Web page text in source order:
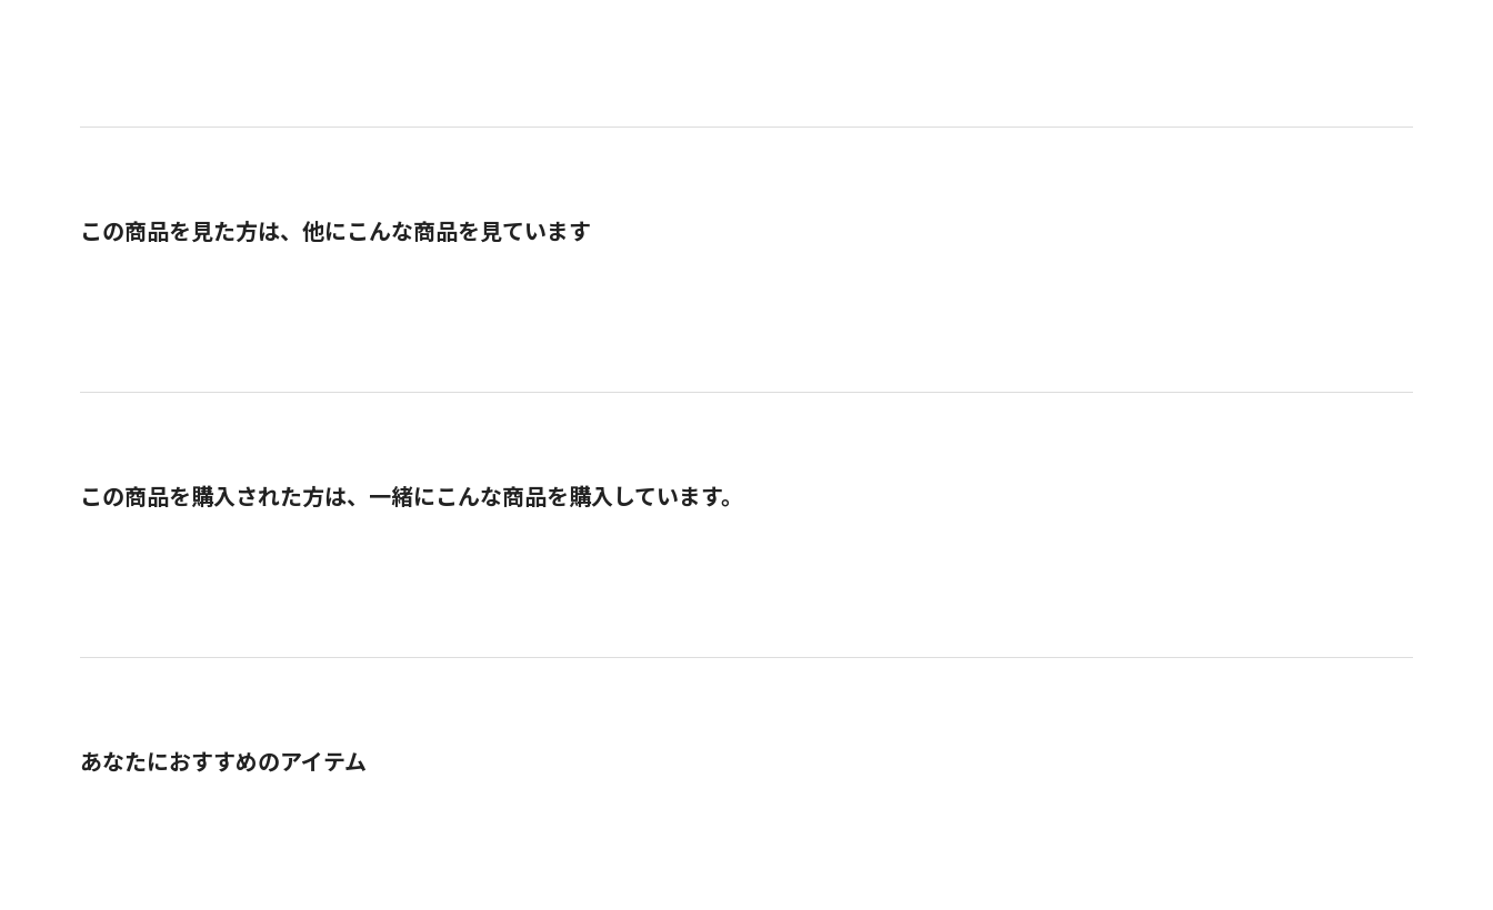
この商品を見た方は、他にこんな商品を見ています
この商品を購入された方は、一緒にこんな商品を購入しています。
あなたにおすすめのアイテム